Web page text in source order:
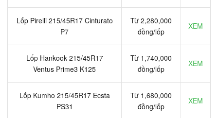
Lốp Pirelli 215/45R17 Cinturato
P7
Từ 2,280,000
đồng/lốp
XEM
Lốp Hankook 215/45R17
Ventus Prime3 K125
Từ 1,740,000
đồng/lốp
XEM
Lốp Kumho 215/45R17 Ecsta
PS31
Từ 1,680,000
đồng/lốp
XEM